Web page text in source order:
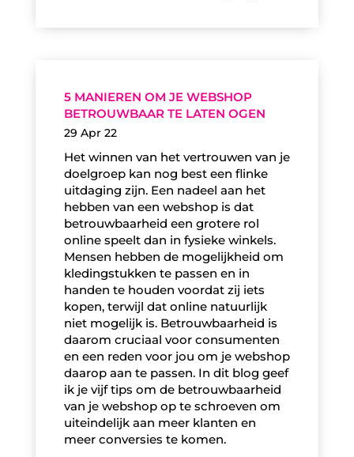
5 MANIEREN OM JE WEBSHOP
BETROUWBAAR TE LATEN OGEN
29 Apr 22
Het winnen van het vertrouwen van je
doelgroep kan nog best een flinke
uitdaging zijn. Een nadeel aan het
hebben van een webshop is dat
betrouwbaarheid een grotere rol
online speelt dan in fysieke winkels.
Mensen hebben de mogelijkheid om
kledingstukken te passen en in
handen te houden voordat zij iets
kopen, terwijl dat online natuurlijk
niet mogelijk is. Betrouwbaarheid is
daarom cruciaal voor consumenten
en een reden voor jou om je webshop
daarop aan te passen. In dit blog geef
ik je vijf tips om de betrouwbaarheid
van je webshop op te schroeven om
uiteindelijk aan meer klanten en
meer conversies te komen.